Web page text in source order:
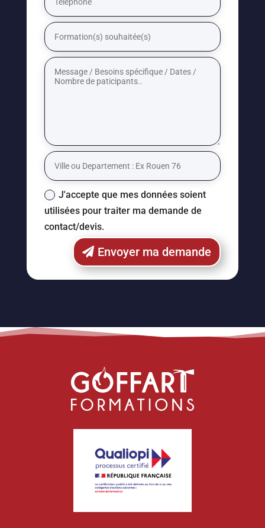
J'accepte que mes données soient
utilisées pour traiter ma demande de
contact/devis.
Envoyer ma demande